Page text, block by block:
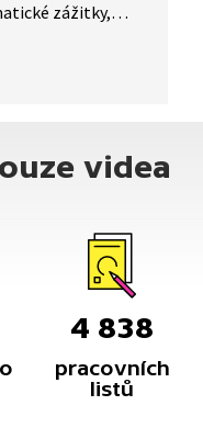
zážitky,
videa
4 838
pracovních
listů